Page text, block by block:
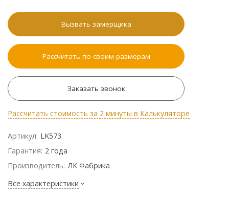
Вызвать замерщика
Рассчитать по своим размерам
Заказать звонок
Рассчитать стоимость за 2 минуты в Калькуляторе
Артикул: LK573
Гарантия: 2 года
Производитель: ЛК Фабрика
Все характеристики